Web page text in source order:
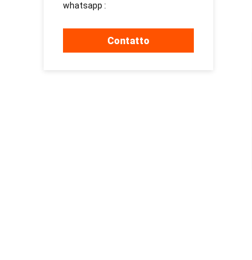
whatsapp :
Contatto